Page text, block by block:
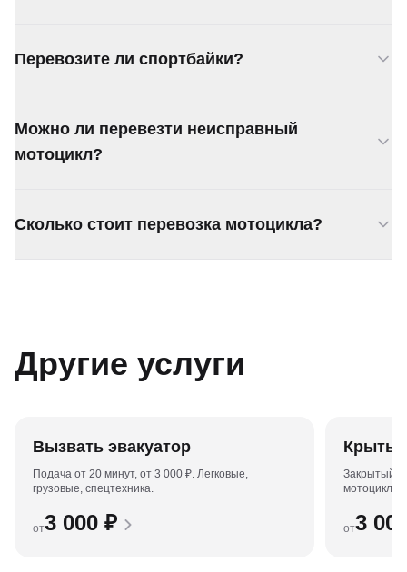
Мотоцикл стоит вертикально на платформе, не
Перевозите ли спортбайки?
скутеры, мопеды. Опыт работы с дорогой
техникой.
Можно ли перевезти неисправный
мотоцикл?
работающий двигатель.
Сколько стоит перевозка мотоцикла?
Другие услуги
Вызвать эвакуатор
Подача от 20 минут, от 3 000 ₽. Легковые,
грузовые, спецтехника.
от3 000 ₽
Закрытый
мотоциклов
от3